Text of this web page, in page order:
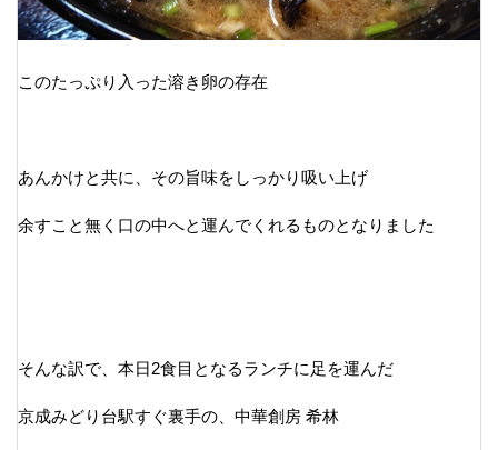
このたっぷり入った溶き卵の存在
あんかけと共に、その旨味をしっかり吸い上げ
余すこと無く口の中へと運んでくれるものとなりました
そんな訳で、本日2食目となるランチに足を運んだ
京成みどり台駅すぐ裏手の、中華創房 希林